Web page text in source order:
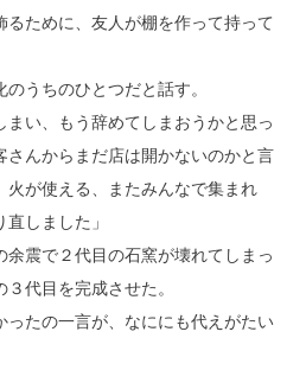
ために、友人が棚を作って持って
うちのひとつだと話す。
まい、もう辞めてしまおうかと思っ
さんからまだ店は開かないのかと言
火が使える、またみんなで集まれ
しました」
震で２代目の石窯が壊れてしまっ
代目を完成させた。
ったの一言が、なににも代えがたい